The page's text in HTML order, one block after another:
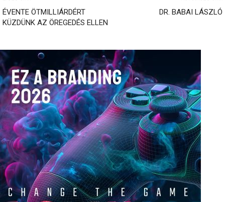
ÉVENTE ÖTMILLIÁRDÉRT
KÜZDÜNK AZ ÖREGEDÉS ELLEN
DR. BABAI LÁSZLÓ